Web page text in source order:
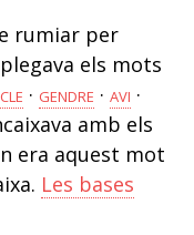
rumiar per
els mots
· gendre · avi ·
amb els
era aquest mot
Les bases